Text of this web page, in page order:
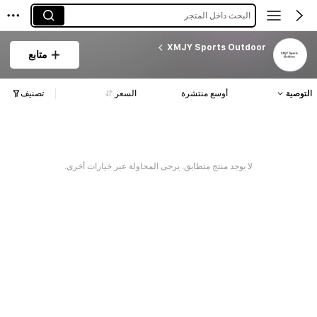
البحث داخل المتجر
XMJY Sports Outdoor
متابع
التوصية أوسع منتشرة السعر تصنيف
لا يوجد منتج متطابق. يرجى المحاولة عبر خيارات أخرى.